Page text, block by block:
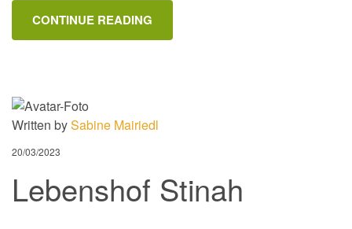
CONTINUE READING
Written bySabine Mairiedl
20/03/2023
Lebenshof Stinah